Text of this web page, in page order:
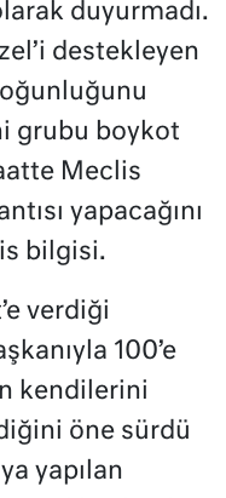
duyurmadı.
destekleyen
grubu boykot
Meclis
yapacağını
bilgisi.
verdiği
100’e
kendilerini
öne sürdü
yapılan